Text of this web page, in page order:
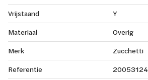
Vrijstaand
Y
Materiaal
Overig
Merk
Zucchetti
Referentie
20053124